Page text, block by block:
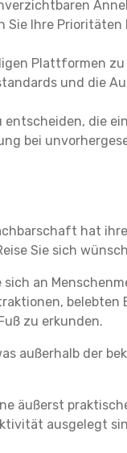
Sie Ihre
Plattformen zu
und die
die
bei
hat
Sie sich
an
belebten
zu erkunden.
außerhalb der
äußerst
ausgelegt